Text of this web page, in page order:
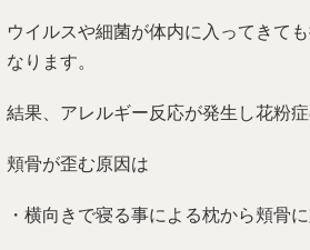
ウイルスや細菌が体内に入ってきて
なります。
結果、アレルギー反応が発生し花粉症
頬骨が歪む原因は
・横向きで寝る事による枕から頬骨